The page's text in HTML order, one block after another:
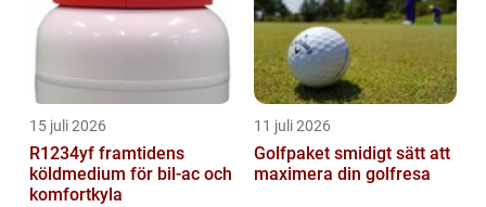
15 juli 2026
R1234yf framtidens
köldmedium för bil-ac och
komfortkyla
11 juli 2026
Golfpaket smidigt sätt att
maximera din golfresa